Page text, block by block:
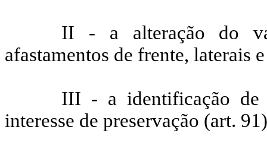
II - a alteração do
afastamentos de frente, laterais
III - a identificação de
interesse de preservação (art.